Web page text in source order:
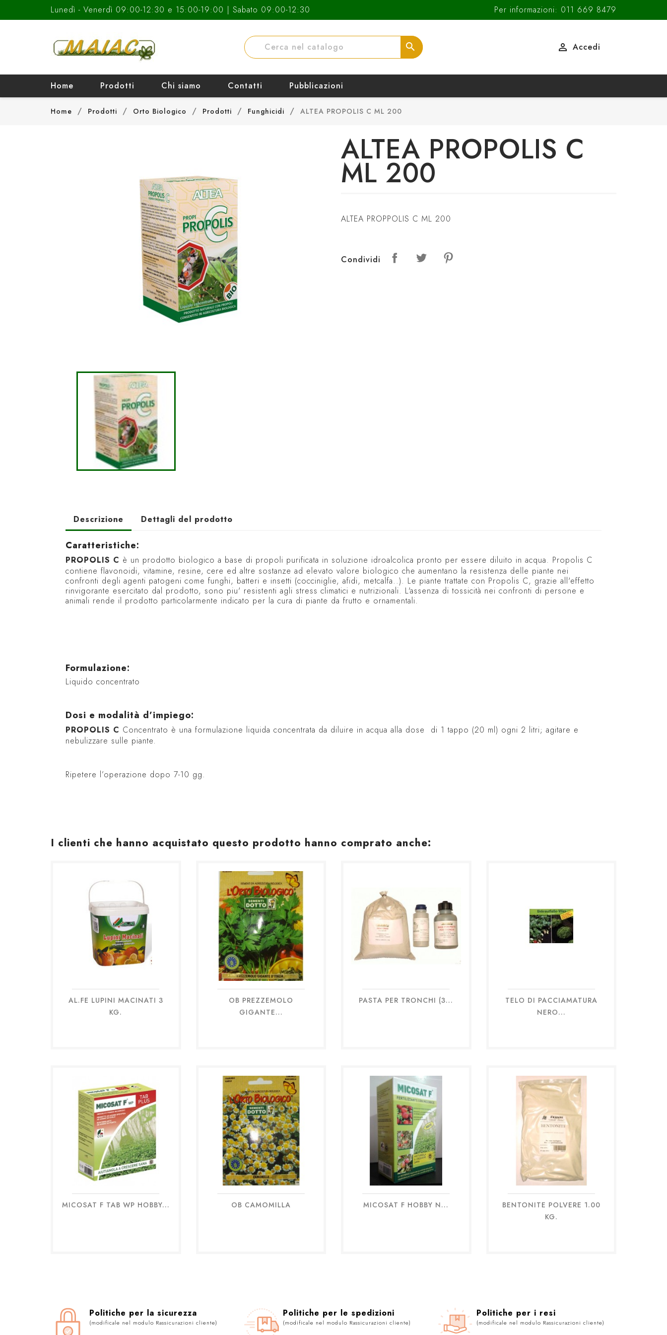
Lunedì - Venerdì 09:00-12:30 e 15:00-19:00 | Sabato 09:00-12:30 Per informazioni: 011 669 8479
search  Accedi
Home Prodotti Chi siamo Contatti Pubblicazioni
Home Prodotti Orto Biologico Prodotti Funghicidi ALTEA PROPOLIS C ML 200
ALTEA PROPOLIS C
ML 200
ALTEA PROPPOLIS C ML 200
Condividi
Descrizione Dettagli del prodotto
Caratteristiche:
PROPOLIS C è un prodotto biologico a base di propoli purificata in soluzione idroalcolica pronto per essere diluito in acqua. Propolis C
contiene flavonoidi, vitamine, resine, cere ed altre sostanze ad elevato valore biologico che aumentano la resistenza delle piante nei
confronti degli agenti patogeni come funghi, batteri e insetti (cocciniglie, afidi, metcalfa..). Le piante trattate con Propolis C, grazie all'effetto
rinvigorante esercitato dal prodotto, sono piu' resistenti agli stress climatici e nutrizionali. L'assenza di tossicità nei confronti di persone e
animali rende il prodotto particolarmente indicato per la cura di piante da frutto e ornamentali.
Formulazione:
Liquido concentrato
Dosi e modalità d’impiego:
PROPOLIS C Concentrato è una formulazione liquida concentrata da diluire in acqua alla dose di 1 tappo (20 ml) ogni 2 litri; agitare e
nebulizzare sulle piante.
Ripetere l’operazione dopo 7-10 gg.
I clienti che hanno acquistato questo prodotto hanno comprato anche:
AL.FE LUPINI MACINATI 3
KG.
Anteprima
OB PREZZEMOLO
GIGANTE...
 Anteprima
PASTA PER TRONCHI (3...
 Anteprima
TELO DI PACCIAMATURA
NERO...
 Anteprima
MICOSAT F TAB WP HOBBY...
 Anteprima
OB CAMOMILLA
 Anteprima
MICOSAT F HOBBY N...
Anteprima
BENTONITE POLVERE 1.00
KG.
Anteprima
Politiche per la sicurezza
(modificale nel modulo Rassicurazioni cliente)
Politiche per le spedizioni
(modificale nel modulo Rassicurazioni cliente)
Politiche per i resi
(modificale nel modulo Rassicurazioni cliente)